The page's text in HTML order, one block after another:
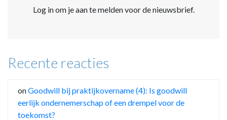
Log in om je aan te melden voor de nieuwsbrief.
Recente reacties
onGoodwill bij praktijkovername (4): Is goodwill
eerlijk ondernemerschap of een drempel voor de
toekomst?